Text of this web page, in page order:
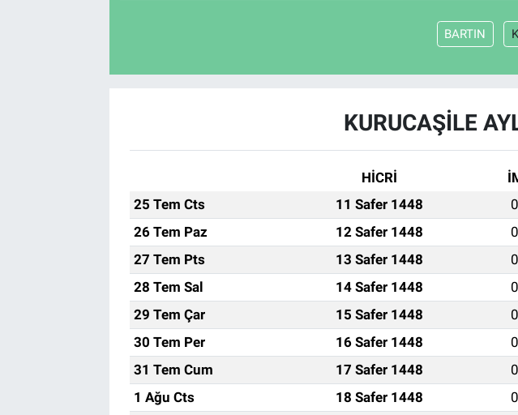
BARTIN
KURUCAŞİLE
HİCRİ
25 Tem Cts
11 Safer 1448
26 Tem Paz
12 Safer 1448
27 Tem Pts
13 Safer 1448
28 Tem Sal
14 Safer 1448
29 Tem Çar
15 Safer 1448
30 Tem Per
16 Safer 1448
31 Tem Cum
17 Safer 1448
1 Ağu Cts
18 Safer 1448